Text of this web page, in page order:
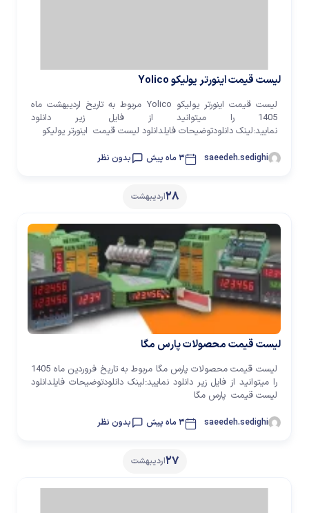
لیست قیمت اینورتر یولیکو Yolico
لیست قیمت اینورتر یولیکو Yolico مربوط به تاریخ اردیبهشت ماه
1405 را میتوانید از فایل زیر دانلود
نمایید:لینک دانلودتوضیحات فایلدانلود لیست قیمت اینورتر یولیکو
saeedeh.sedighi 3 ماه پیش بدون نظر
28اردیبهشت
لیست قیمت محصولات پارس مگا
لیست قیمت محصولات پارس مگا مربوط به تاریخ فروردین ماه 1405
را میتوانید از فایل زیر دانلود نمایید:لینک دانلودتوضیحات فایلدانلود
لیست قیمت پارس مگا
saeedeh.sedighi 3 ماه پیش بدون نظر
27اردیبهشت